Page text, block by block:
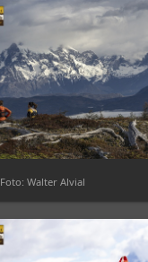
Foto: Walter Alvial